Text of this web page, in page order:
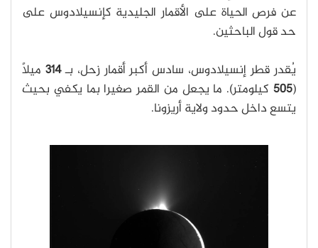
عن فرص الحياة على الأقمار الجليدية كإنسيلادوس على
حد قول الباحثين.
يُقدر قطر إنسيلادوس، سادس أكبر أقمار زحل، بـ314 ميلاً
(
505 كيلومتر). ما يجعل من القمر صغيرا بما يكفي بحيث
يتسع داخل حدود ولاية أريزونا.